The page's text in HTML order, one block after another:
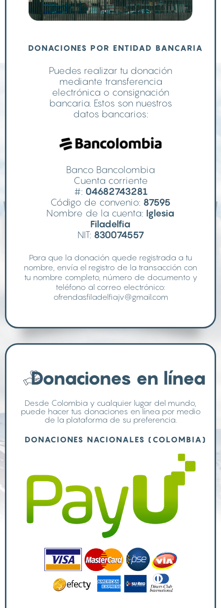
DONACIONES POR ENTIDAD BANCARIA
Puedes realizar tu donación
mediante transferencia
electrónica o consignación
bancaria. Estos son nuestros
datos bancarios:
Banco Bancolombia
Cuenta corriente
#: 04682743281
Código de convenio: 87595
Nombre de la cuenta: Iglesia
Filadelfia
NIT: 830074557
Para que la donación quede registrada a tu
nombre, envía el registro de la transacción con
tu nombre completo, número de documento y
teléfono al correo electrónico:
ofrendasfiladelfiajv@gmail.com
Donaciones en línea
Desde Colombia y cualquier lugar del mundo,
puede hacer tus donaciones en línea por medio
de la plataforma de su preferencia.
DONACIONES NACIONALES (COLOMBIA)